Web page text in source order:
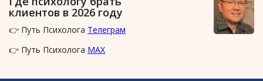
клиентов в 2026 году
👉 Путь Психолога Телеграм
👉 Путь Психолога MAX